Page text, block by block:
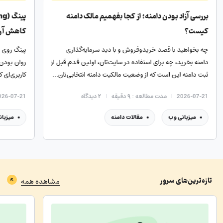
قدم قبل از
پینگ (ping) چیست؟ تعریف ساده، انواع و راهکارهای
پینگ روی همه‌چیز اثر دارد؛ از سرعت بارگذاری سایت گرفته تا
روان بودن بازی آنلاین، کیفیت تماس تصویری و حتی تجربه
کاربری‌ای که می‌تواند به‌طور غیرمستقیم بر سئو و رتبه…
2026-07-21 مدت مطالعه : ۱۸ دقیقه
میزبانی وب
تازه‌ترین‌هایسرور مشاهده همه